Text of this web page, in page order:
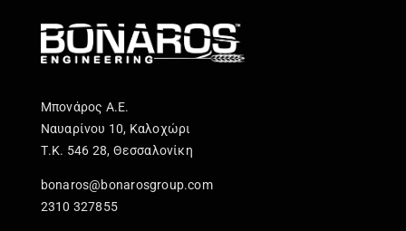
Μπονάρος Α.Ε.
Ναυαρίνου 10, Καλοχώρι
Τ.Κ. 546 28, Θεσσαλονίκη
bonaros@bonarosgroup.com
2310 327855